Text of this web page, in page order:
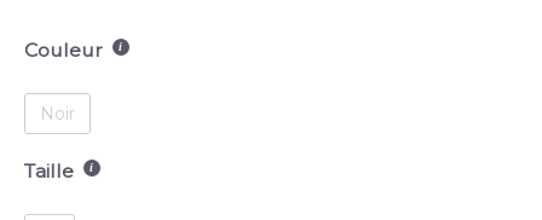
Couleur
Noir
Taille